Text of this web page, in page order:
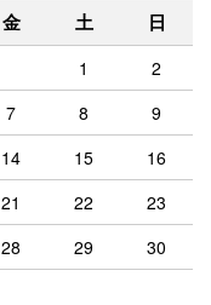
金 土 日
1
2
7 8
9
14 15
16
21 22
23
28 29
30